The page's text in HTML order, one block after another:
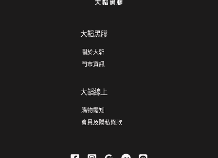
大韜黑膠
關於大韜
門市資訊
大韜線上
購物需知
會員及隱私條款